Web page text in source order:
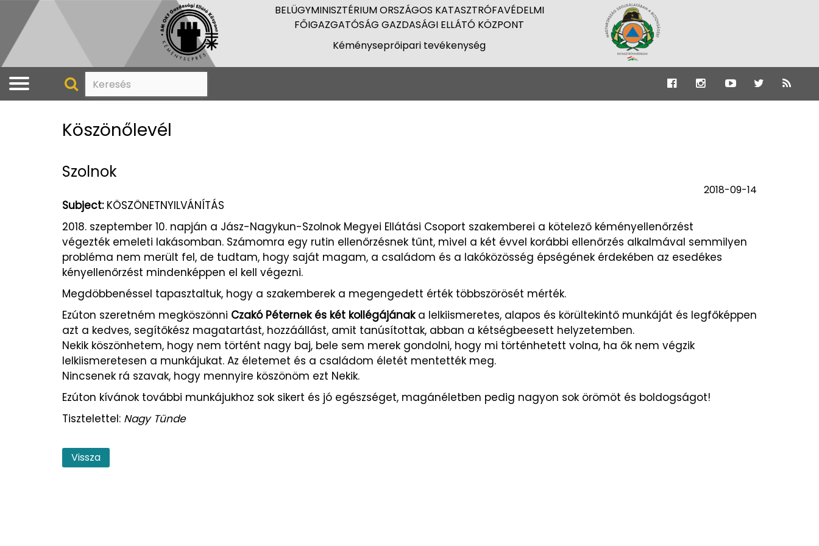
BELÜGYMINISZTÉRIUM ORSZÁGOS KATASZTRÓFAVÉDELMI
FŐIGAZGATÓSÁG GAZDASÁGI ELLÁTÓ KÖZPONT
Kéményseprőipari tevékenység
Köszönőlevél
Szolnok
2018-09-14
Subject:KÖSZÖNETNYILVÁNÍTÁS
2018. szeptember 10. napján a Jász-Nagykun-Szolnok Megyei Ellátási Csoport szakemberei a kötelező kéményellenőrzést
végezték emeleti lakásomban. Számomra egy rutin ellenőrzésnek tűnt, mivel a két évvel korábbi ellenőrzés alkalmával semmilyen
probléma nem merült fel, de tudtam, hogy saját magam, a családom és a lakóközösség épségének érdekében az esedékes
kényellenőrzést mindenképpen el kell végezni.
Megdöbbenéssel tapasztaltuk, hogy a szakemberek a megengedett érték többszörösét mérték.
Ezúton szeretném megköszönni Czakó Péternek és két kollégájánaka lelkiismeretes, alapos és körültekintő munkáját és legfőképpen
azt a kedves, segítőkész magatartást, hozzáállást, amit tanúsítottak, abban a kétségbeesett helyzetemben.
Nekik köszönhetem, hogy nem történt nagy baj, bele sem merek gondolni, hogy mi történhetett volna, ha ők nem végzik
lelkiismeretesen a munkájukat. Az életemet és a családom életét mentették meg.
Nincsenek rá szavak, hogy mennyire köszönöm ezt Nekik.
Ezúton kívánok további munkájukhoz sok sikert és jó egészséget, magánéletben pedig nagyon sok örömöt és boldogságot!
Tisztelettel: Nagy Tünde
Vissza